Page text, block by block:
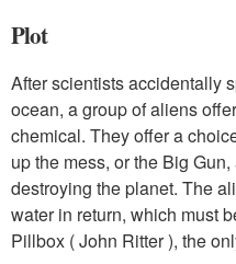
Plot
After scientists accidentally
ocean, a group of aliens
chemical. They offer a
up the mess, or the Big
destroying the planet. The
water in return, which must
Pillbox ( John Ritter ), the